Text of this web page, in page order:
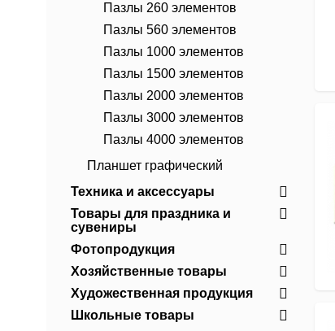
Пазлы 260 элементов
Пазлы 560 элементов
Пазлы 1000 элементов
Пазлы 1500 элементов
Пазлы 2000 элементов
Пазлы 3000 элементов
Пазлы 4000 элементов
Планшет графический
Техника и аксессуары
Товары для праздника и
сувениры
Фотопродукция
Хозяйственные товары
Художественная продукция
Школьные товары